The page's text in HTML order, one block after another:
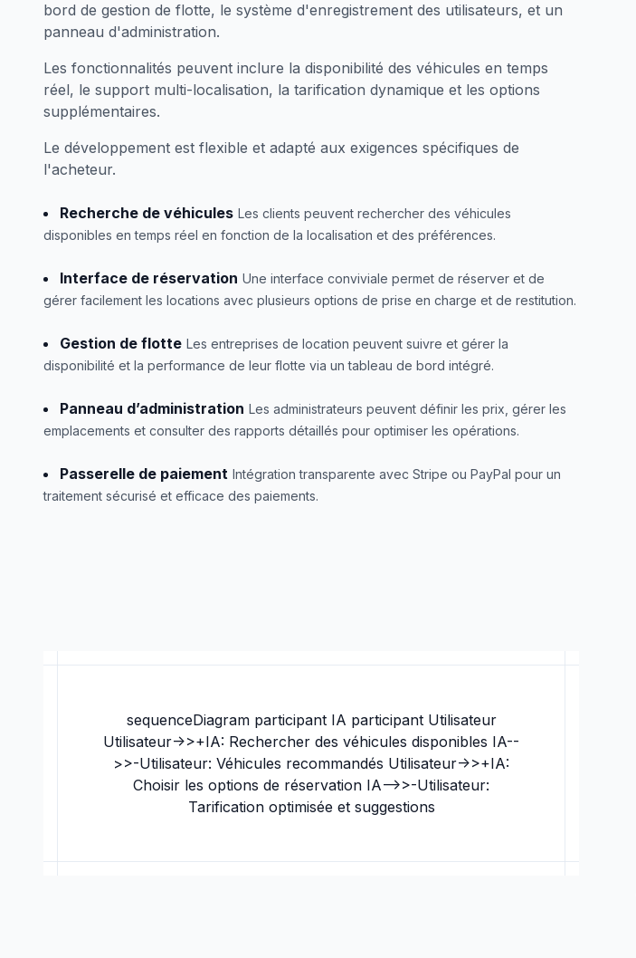
bord de gestion de flotte, le système d'enregistrement des utilisateurs, et un
panneau d'administration.
Les fonctionnalités peuvent inclure la disponibilité des véhicules en temps
réel, le support multi-localisation, la tarification dynamique et les options
supplémentaires.
Le développement est flexible et adapté aux exigences spécifiques de
l'acheteur.
Recherche de véhicules Les clients peuvent rechercher des véhicules
disponibles en temps réel en fonction de la localisation et des préférences.
Interface de réservation Une interface conviviale permet de réserver et de
gérer facilement les locations avec plusieurs options de prise en charge et de restitution.
Gestion de flotte Les entreprises de location peuvent suivre et gérer la
disponibilité et la performance de leur flotte via un tableau de bord intégré.
Panneau d’administration Les administrateurs peuvent définir les prix, gérer les
emplacements et consulter des rapports détaillés pour optimiser les opérations.
Passerelle de paiement Intégration transparente avec Stripe ou PayPal pour un
traitement sécurisé et efficace des paiements.
sequenceDiagram participant IA participant Utilisateur
Utilisateur->>+IA: Rechercher des véhicules disponibles IA--
>>-Utilisateur: Véhicules recommandés Utilisateur->>+IA:
Choisir les options de réservation IA-->>-Utilisateur:
Tarification optimisée et suggestions